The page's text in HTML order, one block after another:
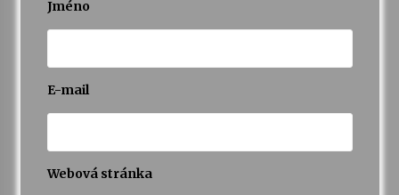
Jméno
E-mail
Webová stránka